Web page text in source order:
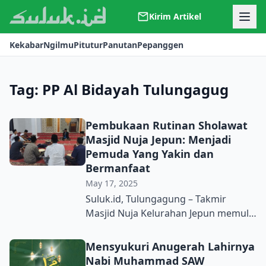
Kirim Artikel
Kerjasama
Kontak
KekabarNgilmuPituturPanutanPepanggen
Tag: PP Al Bidayah Tulungagug
Pembukaan Rutinan Sholawat
Masjid Nuja Jepun: Menjadi
Pemuda Yang Yakin dan
Bermanfaat
May 17, 2025
Suluk.id, Tulungagung – Takmir
Masjid Nuja Kelurahan Jepun memulai
dan Maulid pada Jum’at 16 Mei 2025
malam setelah libur Ramadhan
Mensyukuri Anugerah Lahirnya
Nabi Muhammad SAW